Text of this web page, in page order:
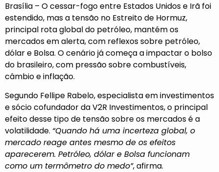
Brasília – O cessar-fogo entre Estados Unidos e Irã foi
estendido, mas a tensão no Estreito de Hormuz,
principal rota global do petróleo, mantém os
mercados em alerta, com reflexos sobre petróleo,
dólar e Bolsa. O cenário já começa a impactar o bolso
do brasileiro, com pressão sobre combustíveis,
câmbio e inflação.
Segundo Fellipe Rabelo, especialista em investimentos
e sócio cofundador da V2R Investimentos, o principal
efeito desse tipo de tensão sobre os mercados é a
volatilidade. “Quando há uma incerteza global, o
mercado reage antes mesmo de os efeitos
aparecerem. Petróleo, dólar e Bolsa funcionam
como um termômetro do medo”, afirma.